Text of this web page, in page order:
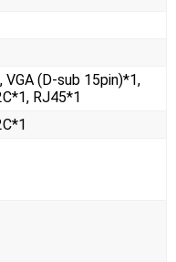
VGA (D-sub 15pin)*1,
RJ45*1